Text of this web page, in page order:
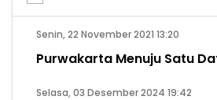
Senin, 22 November 2021 13:20
Purwakarta Menuju Satu
Selasa, 03 Desember 2024 19:42